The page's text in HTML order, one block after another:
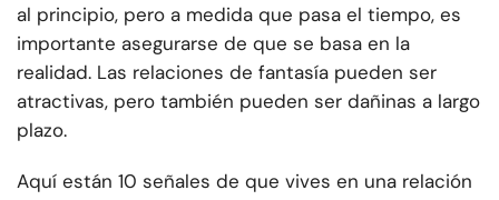
al principio, pero a medida que pasa el tiempo, es
importante asegurarse de que se basa en la
realidad. Las relaciones de fantasía pueden ser
atractivas, pero también pueden ser dañinas a largo
plazo.
Aquí están 10 señales de que vives en una relación